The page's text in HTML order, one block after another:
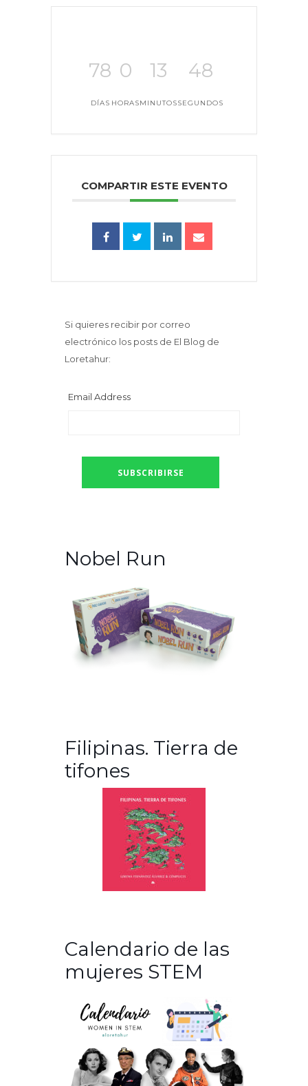
78
DÍAS
0
HORAS
13
MINUTOS
48
SEGUNDOS
COMPARTIR ESTE EVENTO
Si quieres recibir por correo
electrónico los posts de El Blog de
Loretahur:
Email Address
Nobel Run
Filipinas. Tierra de
tifones
Calendario de las
mujeres STEM